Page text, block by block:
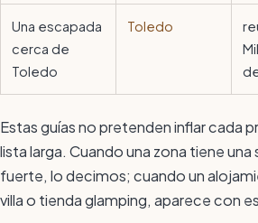
Una escapada
cerca de
Toledo
Toledo
Estas guías no pretenden inflar cada
lista larga. Cuando una zona tiene
fuerte, lo decimos; cuando un
villa o tienda glamping, aparece con